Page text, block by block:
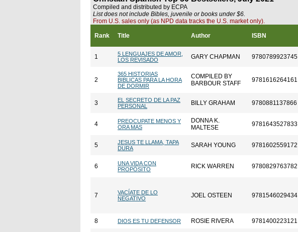
Compiled and distributed by ECPA
List does not include Bibles, juvenile or books under $6.
From U.S. sales only (as NPD data tracks the U.S. market only).
Rank Title Author ISBN
1
5 LENGUAJES DE AMOR,
LOS REVISADO
GARY CHAPMAN 9780789923745
2
365 HISTORIAS
BIBLICAS PARA LA HORA
DE DORMIR
COMPILED BY
BARBOUR STAFF
9781616264161
3
EL SECRETO DE LA PAZ
PERSONAL
BILLY GRAHAM 9780881137866
4
PREOCUPATE MENOS Y
ORA MAS
DONNA K.
MALTESE
9781643527833
5
JESUS TE LLAMA, TAPA
DURA
SARAH YOUNG 9781602559172
6
UNA VIDA CON
PROPÓSITO
RICK WARREN 9780829763782
7
VACÍATE DE LO
NEGATIVO
JOEL OSTEEN 9781546029434
8 DIOS ES TU DEFENSOR ROSIE RIVERA 9781400223121